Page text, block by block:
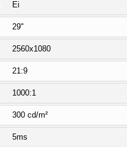
Ei
29"
2560x1080
21:9
1000:1
300 cd/m²
5ms